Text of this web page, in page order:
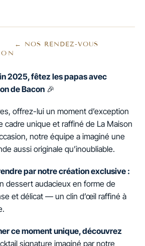
← NOS RENDEZ-VOUS
2025, fêtez les papas avec
de Bacon 🎉
offrez-lui un moment d’exception
cadre unique et raffiné de La Maison
notre équipe a imaginé une
aussi originale qu’inoubliable.
par notre création exclusive :
dessert audacieux en forme de
et délicat — un clin d’œil raffiné à
ce moment unique, découvrez
signature imaginé par notre